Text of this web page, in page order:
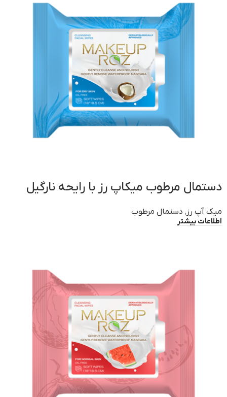
دستمال مرطوب میکاپ رز با رایحه نارگیل
میک آپ رز , دستمال مرطوب
اطلاعات بیشتر